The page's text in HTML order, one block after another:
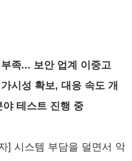
족... 보안 업계 이중고
시성 확보, 대응 속도 개
테스트 진행 중
] 시스템 부담을 덜면서 악